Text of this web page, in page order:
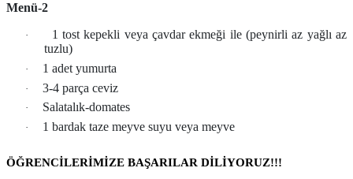
Menü-2
·
1 tost kepekli veya çavdar ekmeği ile (peynirli az yağlı az
tuzlu)
· 1 adet yumurta
· 3-4 parça ceviz
· Salatalık-domates
· 1 bardak taze meyve suyu veya meyve
ÖĞRENCİLERİMİZE BAŞARILAR DİLİYORUZ!!!